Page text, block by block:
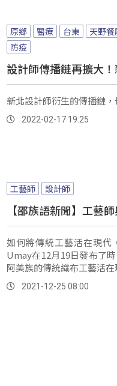
原鄉 醫療 台東 天野餐
防疫
設計師傳播鏈再擴大
新北設計師衍生的傳播鏈，
2022-02-17 19:25
工藝師 設計師
【邵族語新聞】工藝
如何將傳統工藝活在現代
Umay在12月19日發布了
阿美族的傳統織布工藝活
2021-12-25 08:00